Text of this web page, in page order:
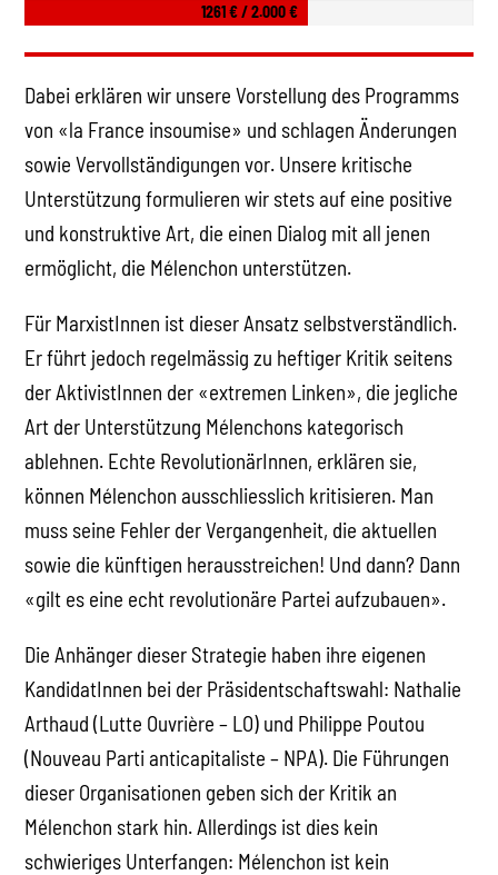
1261 € / 2.000 €
Dabei erklären wir unsere Vorstellung des Programms
von «la France insoumise» und schlagen Änderungen
sowie Vervollständigungen vor. Unsere kritische
Unterstützung formulieren wir stets auf eine positive
und konstruktive Art, die einen Dialog mit all jenen
ermöglicht, die Mélenchon unterstützen.
Für MarxistInnen ist dieser Ansatz selbstverständlich.
Er führt jedoch regelmässig zu heftiger Kritik seitens
der AktivistInnen der «extremen Linken», die jegliche
Art der Unterstützung Mélenchons kategorisch
ablehnen. Echte RevolutionärInnen, erklären sie,
können Mélenchon ausschliesslich kritisieren. Man
muss seine Fehler der Vergangenheit, die aktuellen
sowie die künftigen herausstreichen! Und dann? Dann
«gilt es eine echt revolutionäre Partei aufzubauen».
Die Anhänger dieser Strategie haben ihre eigenen
KandidatInnen bei der Präsidentschaftswahl: Nathalie
Arthaud (Lutte Ouvrière – LO) und Philippe Poutou
(Nouveau Parti anticapitaliste – NPA). Die Führungen
dieser Organisationen geben sich der Kritik an
Mélenchon stark hin. Allerdings ist dies kein
schwieriges Unterfangen: Mélenchon ist kein